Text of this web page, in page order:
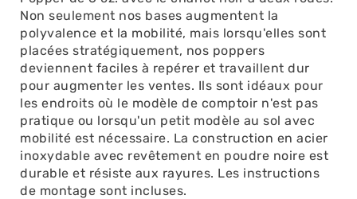
Non seulement nos bases augmentent la
polyvalence et la mobilité, mais lorsqu'elles sont
placées stratégiquement, nos poppers
deviennent faciles à repérer et travaillent dur
pour augmenter les ventes. Ils sont idéaux pour
les endroits où le modèle de comptoir n'est pas
pratique ou lorsqu'un petit modèle au sol avec
mobilité est nécessaire. La construction en acier
inoxydable avec revêtement en poudre noire est
durable et résiste aux rayures. Les instructions
de montage sont incluses.